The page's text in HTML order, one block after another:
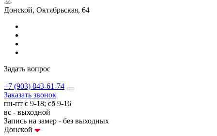
Донской, Октябрьская, 64
Задать вопрос
+7 (903) 843-61-74
Заказать звонок
пн-пт с 9-18; сб 9-16
вс - выходной
Запись на замер - без выходных
Донской